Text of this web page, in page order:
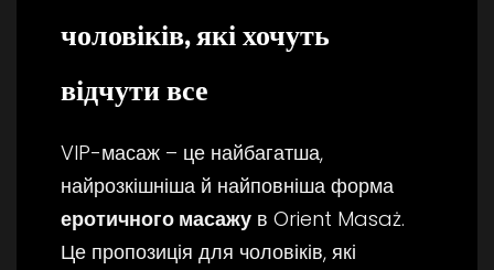
чоловіків, які хочуть
відчути все
VIP-масаж – це найбагатша,
найрозкішніша й найповніша форма
еротичного масажу в Orient Masaż.
Це пропозиція для чоловіків, які